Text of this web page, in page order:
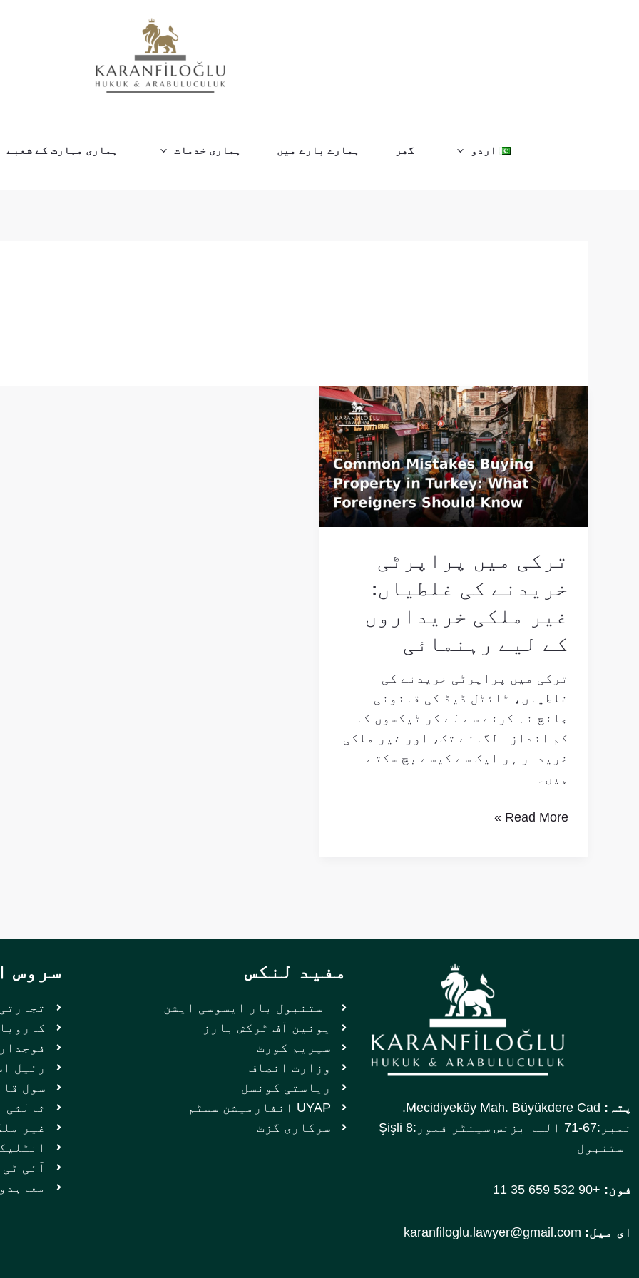
اردو گھر ہمارے بارے میں ہماری خدمات ہماری مہارت کے شعبے
ترکی میں پراپرٹی
خریدنے کی غلطیاں:
غیر ملکی خریداروں
کے لیے رہنمائی
ترکی میں پراپرٹی خریدنے کی
غلطیاں، ٹائٹل ڈیڈ کی قانونی
جانچ نہ کرنے سے لے کر ٹیکسوں کا
کم اندازہ لگانے تک، اور غیر ملکی
خریدار ہر ایک سے کیسے بچ سکتے
ہیں۔
ترکی
میں
پراپرٹی
خریدنے
کی
غلطیاں:
غیر
خریداروں
لیے
رہنمائی
Read More »
پتہ:
Mecidiyeköy Mah. Büyükdere Cad.
نمبر:67-71 البا بزنس سینٹر فلور:8 Şişli
استنبول
فون: +90 532 659 35 11
ای میل: karanfiloglu.lawyer@gmail.com
مفید لنکس
استنبول بار ایسوسی ایشن
یونین آف ٹرکش بارز
سپریم کورٹ
وزارت انصاف
ریاستی کونسل
UYAP انفارمیشن سسٹم
سرکاری گزٹ
سروس
رئیل
سول
ثالثی
غیر
آئی